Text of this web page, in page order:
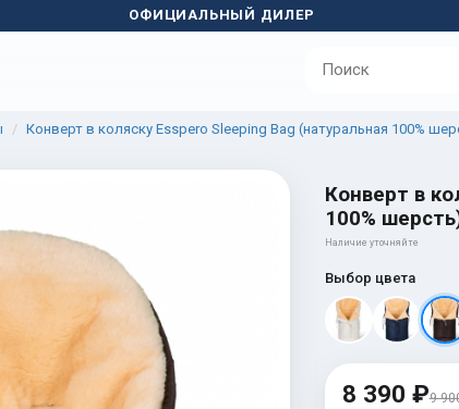
ОФИЦИАЛЬНЫЙ ДИЛЕР
Конверт в коляску Esspero Sleeping Bag (натуральная 100%
Конверт в
100%
Наличие уточняйте
Выбор цвета
8 390 ₽9